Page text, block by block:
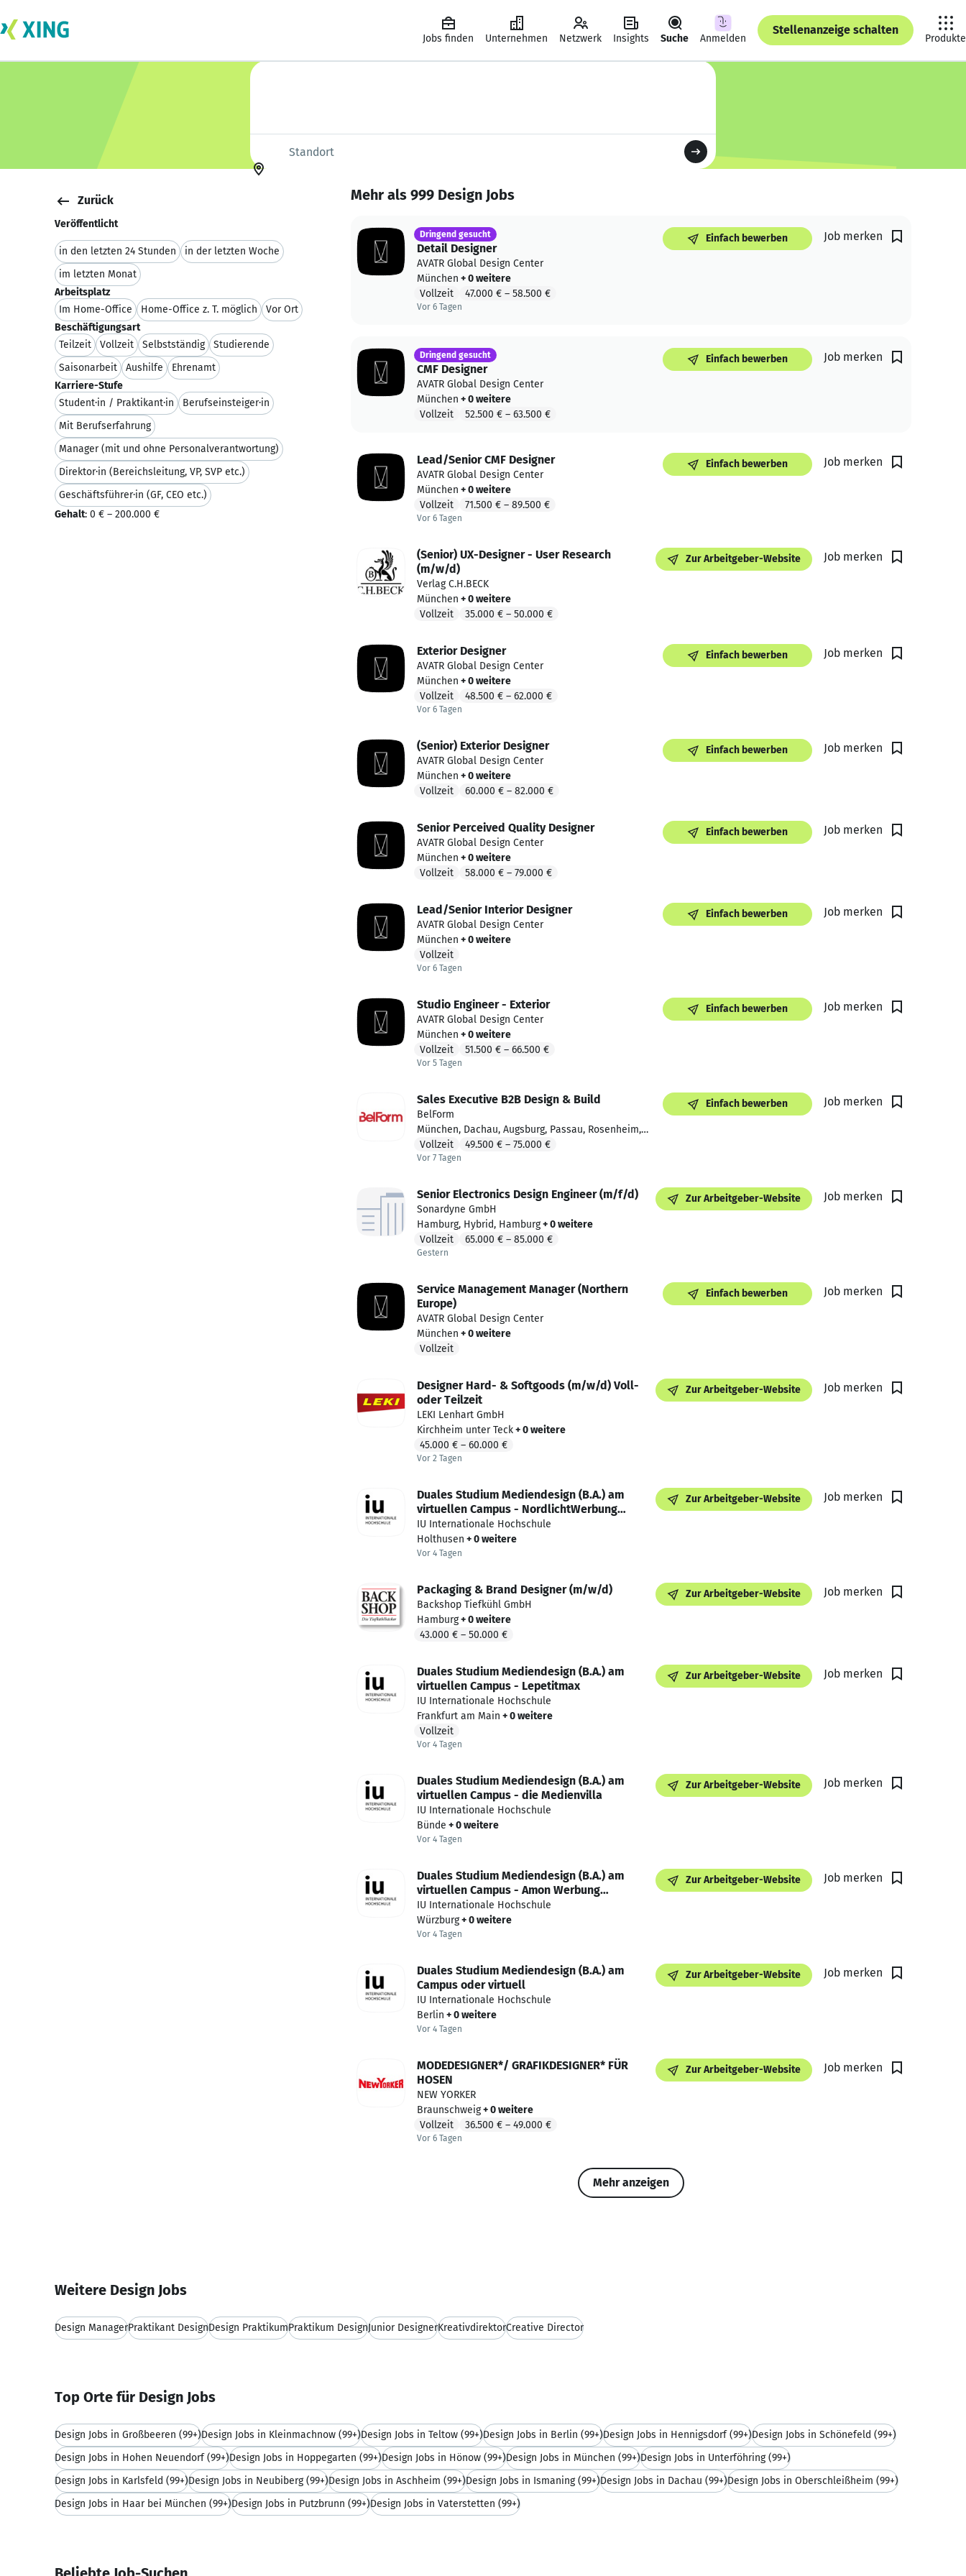
Jobs finden Unternehmen Netzwerk Insights Suche Anmelden
Stellenanzeige schalten
Produkte
Text für Job-Suche eingeben
Mehr als 999 Design Jobs
Dringend gesucht
Detail Designer
AVATR Global Design Center
München + 0 weitere
Vollzeit
47.000 €– 58.500 €
Vor 6 Tagen
Vor 6 Tagen veröffentlicht
Einfach bewerben Job merken
Dringend gesucht
CMF Designer
AVATR Global Design Center
München + 0 weitere
Vollzeit
52.500 €– 63.500 €
Einfach bewerben Job merken
Lead/Senior CMF Designer
AVATR Global Design Center
München + 0 weitere
Vollzeit
71.500 €– 89.500 €
Vor 6 Tagen
Vor 6 Tagen veröffentlicht
Einfach bewerben Job merken
(Senior) UX-Designer - User Research
(m/w/d)
Verlag C.H.BECK
München + 0 weitere
Vollzeit
35.000 €– 50.000 €
Zur Arbeitgeber-Website Job merken
Exterior Designer
AVATR Global Design Center
München + 0 weitere
Vollzeit
48.500 €– 62.000 €
Vor 6 Tagen
Vor 6 Tagen veröffentlicht
Einfach bewerben Job merken
(Senior) Exterior Designer
AVATR Global Design Center
München + 0 weitere
Vollzeit
60.000 €– 82.000 €
Einfach bewerben Job merken
Senior Perceived Quality Designer
AVATR Global Design Center
München + 0 weitere
Vollzeit
58.000 €– 79.000 €
Einfach bewerben Job merken
Lead/Senior Interior Designer
AVATR Global Design Center
München + 0 weitere
Vollzeit
Vor 6 Tagen
Vor 6 Tagen veröffentlicht
Einfach bewerben Job merken
Studio Engineer - Exterior
AVATR Global Design Center
München + 0 weitere
Vollzeit
51.500 €– 66.500 €
Vor 5 Tagen
Vor 5 Tagen veröffentlicht
Einfach bewerben Job merken
Sales Executive B2B Design & Build
BelForm
München, Dachau, Augsburg, Passau, Rosenheim,
Freising, Ingolstadt ,Landshut,
Regensburg
Vollzeit 49.500 €– 75.000 €
Vor 7 Tagen
Vor 7 Tagen veröffentlicht
Einfach bewerben Job merken
Senior Electronics Design Engineer (m/f/d)
Sonardyne GmbH
Hamburg, Hybrid, Hamburg+ 0 weitere
Vollzeit
65.000 €– 85.000 €
Gestern
Gestern veröffentlicht
Zur Arbeitgeber-Website Job merken
Service Management Manager (Northern
Europe)
AVATR Global Design Center
München + 0 weitere
Vollzeit
Einfach bewerben Job merken
Designer Hard- & Softgoods (m/w/d) Voll-
oder Teilzeit
LEKI Lenhart GmbH
Kirchheim unter Teck+ 0 weitere
45.000 €– 60.000 €
Vor 2 Tagen
Vor 2 Tagen veröffentlicht
Zur Arbeitgeber-Website Job merken
Duales Studium Mediendesign (B.A.) am
virtuellen Campus - NordlichtWerbung
GmbH
IU Internationale Hochschule
Holthusen + 0 weitere
Vor 4 Tagen
Vor 4 Tagen veröffentlicht
Zur Arbeitgeber-Website Job merken
Packaging & Brand Designer (m/w/d)
Backshop Tiefkühl GmbH
Hamburg+ 0 weitere
43.000 €– 50.000 €
Zur Arbeitgeber-Website Job merken
Duales Studium Mediendesign (B.A.) am
virtuellen Campus - Lepetitmax
IU Internationale Hochschule
Frankfurt am Main + 0 weitere
Vollzeit
Vor 4 Tagen
Vor 4 Tagen veröffentlicht
Zur Arbeitgeber-Website Job merken
Duales Studium Mediendesign (B.A.) am
virtuellen Campus - die Medienvilla
IU Internationale Hochschule
Bünde + 0 weitere
Vor 4 Tagen
Vor 4 Tagen veröffentlicht
Zur Arbeitgeber-Website Job merken
Duales Studium Mediendesign (B.A.) am
virtuellen Campus - Amon Werbung
Würzburg GmbH & Co. KG
IU Internationale Hochschule
Würzburg+ 0 weitere
Vor 4 Tagen
Vor 4 Tagen veröffentlicht
Zur Arbeitgeber-Website Job merken
Duales Studium Mediendesign (B.A.) am
Campus oder virtuell
IU Internationale Hochschule
Berlin + 0 weitere
Vor 4 Tagen
Vor 4 Tagen veröffentlicht
Zur Arbeitgeber-Website Job merken
MODEDESIGNER*/ GRAFIKDESIGNER* FÜR
HOSEN
NEW YORKER
Braunschweig+ 0 weitere
Vollzeit
36.500 €– 49.000 €
Vor 6 Tagen
Vor 6 Tagen veröffentlicht
Zur Arbeitgeber-Website Job merken
Mehr anzeigen
Zurück
Veröffentlicht
in den letzten 24 Stunden
in der letzten Woche
im letzten Monat
Arbeitsplatz
Im Home-Office
Home-Office z. T. möglich
Vor Ort
Beschäftigungsart
Teilzeit
Vollzeit Selbstständig
Studierende
Saisonarbeit
Aushilfe
Ehrenamt
Karriere-Stufe
Student·in / Praktikant·in
Berufseinsteiger·in
Mit Berufserfahrung
Manager (mit und ohne Personalverantwortung)
Direktor·in (Bereichsleitung, VP, SVP etc.)
Geschäftsführer·in (GF, CEO etc.)
Gehalt: 0 € – 200.000 €
Weitere Design Jobs
Design ManagerPraktikant DesignDesign PraktikumPraktikum DesignJunior DesignerKreativdirektorCreative Director
Top Orte für Design Jobs
Design Jobs in Großbeeren (99+)Design Jobs in Kleinmachnow (99+)Design Jobs in Teltow (99+)Design Jobs in Berlin (99+)Design Jobs in Hennigsdorf(99+)Design Jobs in Schönefeld (99+)
Design Jobs in Hohen Neuendorf(99+)Design Jobs in Hoppegarten (99+)Design Jobs in Hönow (99+)Design Jobs in München (99+)Design Jobs in Unterföhring(99+)
Design Jobs in Karlsfeld (99+)Design Jobs in Neubiberg(99+)Design Jobs in Aschheim (99+)Design Jobs in Ismaning(99+)Design Jobs in Dachau (99+)Design Jobs in Oberschleißheim (99+)
Design Jobs in Haar bei München (99+)Design Jobs in Putzbrunn (99+)Design Jobs in Vaterstetten (99+)